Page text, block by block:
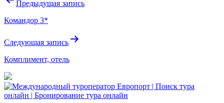
записям
Предыдущая запись
Командор 3*
Следующая запись
Комплимент, отель